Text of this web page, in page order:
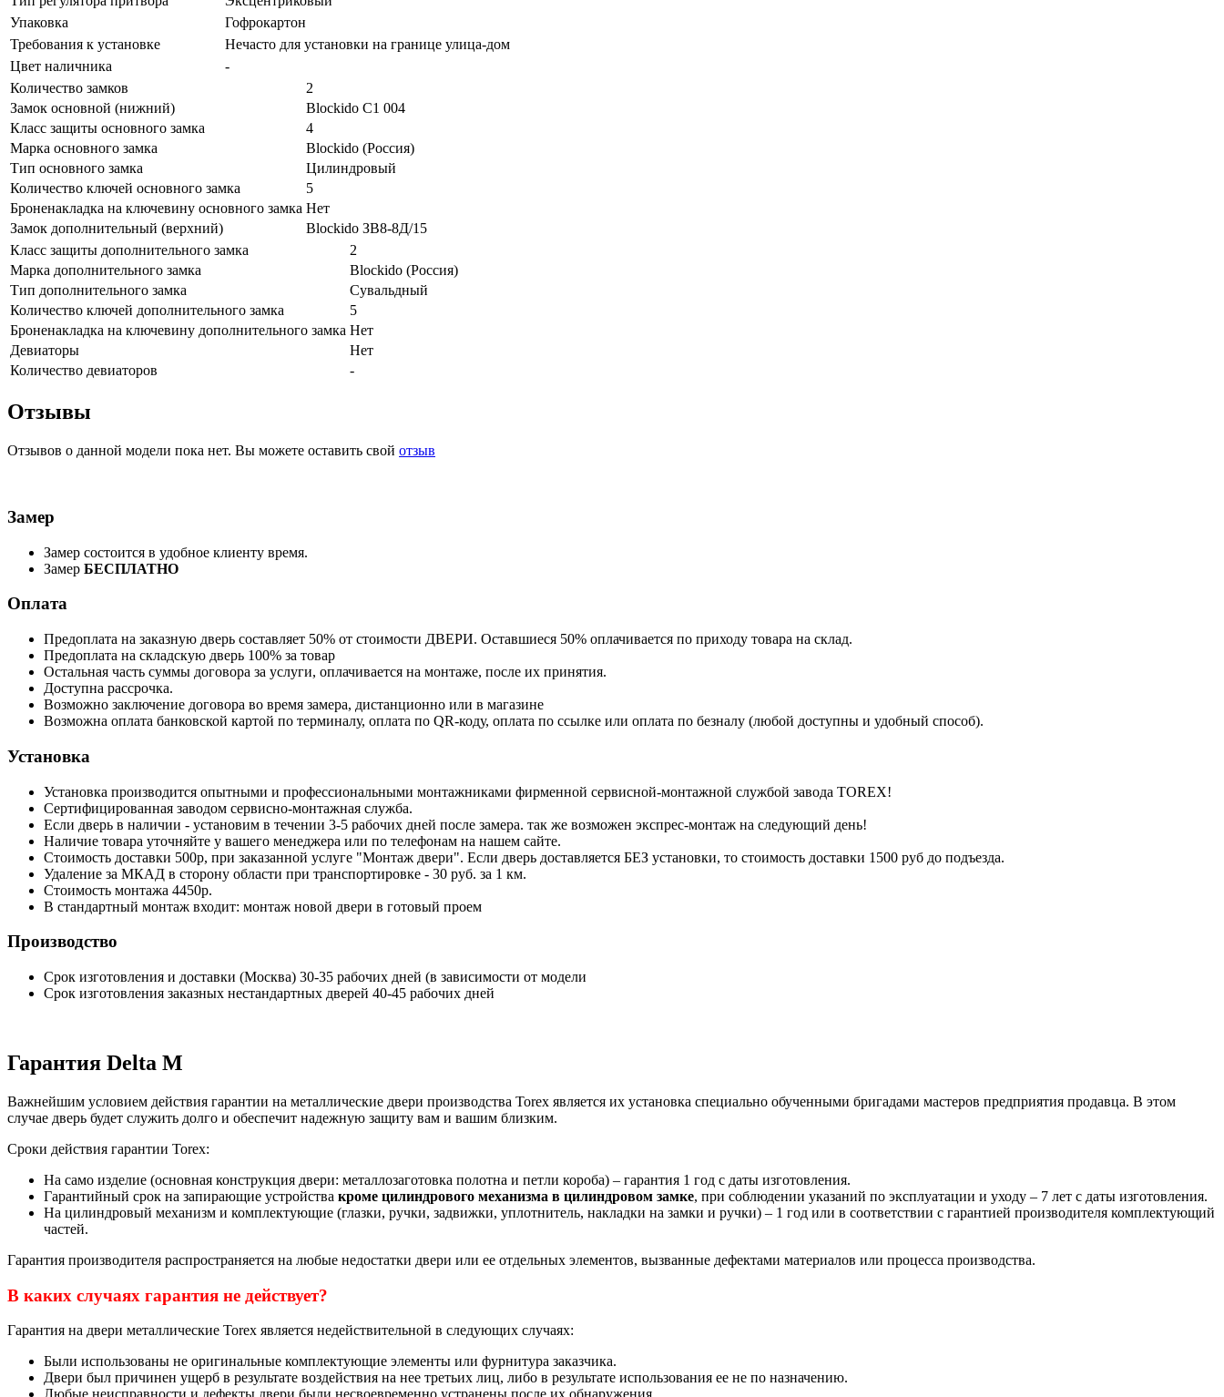
Упаковка
Гофрокартон
Требования к установке
Нечасто для установки на границе улица-дом
Цвет наличника
-
Количество замков
2
Замок основной (нижний)
Blockido C1 004
Класс защиты основного замка
4
Марка основного замка
Blockido (Россия)
Тип основного замка
Цилиндровый
Количество ключей основного замка
5
Броненакладка на ключевину основного замка Нет
Замок дополнительный (верхний)
Blockido ЗВ8-8Д/15
Класс защиты дополнительного замка
2
Марка дополнительного замка
Blockido (Россия)
Тип дополнительного замка
Сувальдный
Количество ключей дополнительного замка
5
Броненакладка на ключевину дополнительного замка Нет
Девиаторы
Нет
Количество девиаторов
-
Отзывы
Отзывов о данной модели пока нет. Вы можете оставить свой отзыв
Замер
Замер состоится в удобное клиенту время.
Замер БЕСПЛАТНО
Оплата
Предоплата на заказную дверь составляет 50% от стоимости ДВЕРИ. Оставшиеся 50% оплачивается по приходу товара на склад.
Предоплата на складскую дверь 100% за товар
Остальная часть суммы договора за услуги, оплачивается на монтаже, после их принятия.
Доступна рассрочка.
Возможно заключение договора во время замера, дистанционно или в магазине
Возможна оплата банковской картой по терминалу, оплата по QR-коду, оплата по ссылке или оплата по безналу (любой доступны и удобный способ).
Установка
Установка производится опытными и профессиональными монтажниками фирменной сервисной-монтажной службой завода TOREX!
Сертифицированная заводом сервисно-монтажная служба.
Если дверь в наличии - установим в течении 3-5 рабочих дней после замера. так же возможен экспрес-монтаж на следующий день!
Наличие товара уточняйте у вашего менеджера или по телефонам на нашем сайте.
Стоимость доставки 500р, при заказанной услуге "Монтаж двери". Если дверь доставляется БЕЗ установки, то стоимость доставки 1500 руб до подъезда.
Удаление за МКАД в сторону области при транспортировке - 30 руб. за 1 км.
Стоимость монтажа 4450р.
В стандартный монтаж входит: монтаж новой двери в готовый проем
Производство
Срок изготовления и доставки (Москва) 30-35 рабочих дней (в зависимости от модели
Срок изготовления заказных нестандартных дверей 40-45 рабочих дней
Гарантия Delta M
Важнейшим условием действия гарантии на металлические двери производства Torex является их установка специально обученными бригадами мастеров предприятия продавца. В этом
случае дверь будет служить долго и обеспечит надежную защиту вам и вашим близким.
Сроки действия гарантии Torex:
На само изделие (основная конструкция двери: металлозаготовка полотна и петли короба) – гарантия 1 год с даты изготовления.
Гарантийный срок на запирающие устройства кроме цилиндрового механизма в цилиндровом замке, при соблюдении указаний по эксплуатации и уходу – 7 лет с даты изготовления.
На цилиндровый механизм и комплектующие (глазки, ручки, задвижки, уплотнитель, накладки на замки и ручки) – 1 год или в соответствии с гарантией производителя комплектующий
частей.
Гарантия производителя распространяется на любые недостатки двери или ее отдельных элементов, вызванные дефектами материалов или процесса производства.
В каких случаях гарантия не действует?
Гарантия на двери металлические Torex является недействительной в следующих случаях:
Были использованы не оригинальные комплектующие элементы или фурнитура заказчика.
Двери был причинен ущерб в результате воздействия на нее третьих лиц, либо в результате использования ее не по назначению.